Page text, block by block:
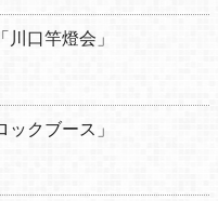
口竿燈会」
ックブース」